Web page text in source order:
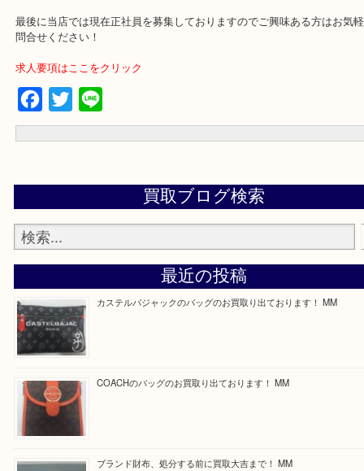
最後に当店では現在正社員を募集しておりますのでご興味ある方は
問合せください！
求人要項はここをクリック
Facebook
TwitterLine